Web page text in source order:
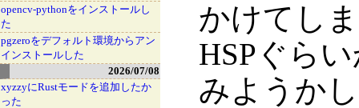
かけてし
HSPぐら
みようか
opencv-pythonをインストールし
た
pgzeroをデフォルト環境からアン
インストールした
2026/07/08
xyzzyにRustモードを追加したか
った